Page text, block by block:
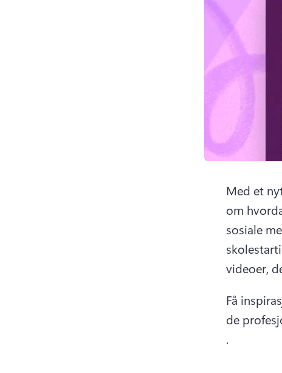
Med et
om
sosiale
videoer,
Få
de
.